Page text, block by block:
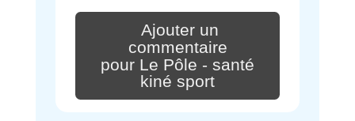
Ajouter un
commentaire
pour Le Pôle - santé
kiné sport